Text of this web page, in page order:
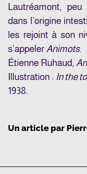
Lautréamont,
dans l’origine
les rejoint à son
s’appeler Animots.
Étienne Ruhaud,
Illustration : In the
1938.
Un article par